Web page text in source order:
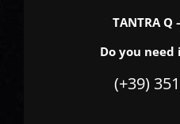
TANTRA Q
Do you
(+39)